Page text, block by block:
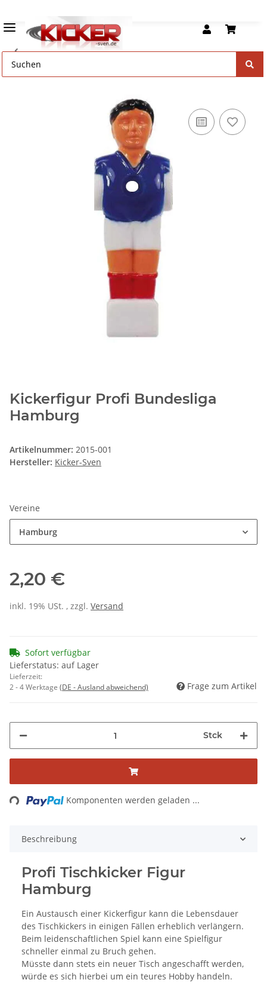
Kickerfiguren
Kickerfigur Profi Bundesliga
Hamburg
Artikelnummer: 2015-001
Hersteller: Kicker-Sven
Vereine
Hamburg
2,20 €
inkl. 19% USt. , zzgl. Versand
Sofort verfügbar
Lieferstatus: auf Lager
Lieferzeit:
2 - 4 Werktage (DE - Ausland abweichend) Frage zum Artikel
Stck
Loading... Komponenten werden geladen ...
Beschreibung
Profi Tischkicker Figur
Hamburg
Ein Austausch einer Kickerfigur kann die Lebensdauer
des Tischkickers in einigen Fällen erheblich verlängern.
Beim leidenschaftlichen Spiel kann eine Spielfigur
schneller einmal zu Bruch gehen.
Müsste dann stets ein neuer Tisch angeschafft werden,
würde es sich hierbei um ein teures Hobby handeln.